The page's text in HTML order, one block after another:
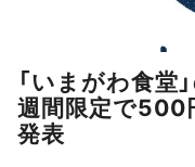
「いまがわ食堂
週間限定で500
発表